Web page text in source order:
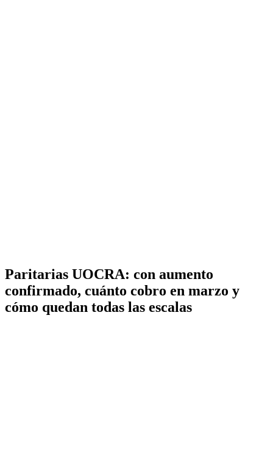
Paritarias UOCRA: con aumento
confirmado, cuánto cobro en marzo y
cómo quedan todas las escalas